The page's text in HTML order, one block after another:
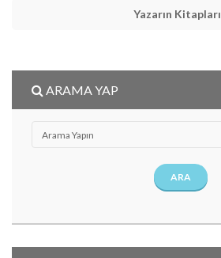
Yazarın Kitapları
ARAMA YAP
ARA